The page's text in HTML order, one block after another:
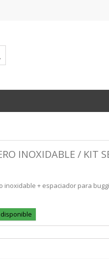
INOXIDABLE / KIT
inoxidable + espaciador para